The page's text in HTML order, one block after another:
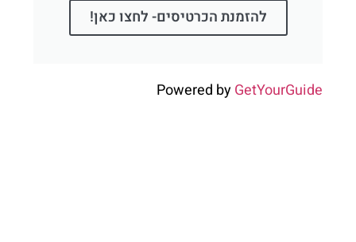
להזמנת הכרטיסים- לחצו כאן!
Powered byGetYourGuide